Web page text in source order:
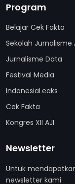
Program
Belajar Cek Fakta
Sekolah Jurnalisme
Jurnalisme Data
Festival Media
IndonesiaLeaks
Cek Fakta
Kongres XII AJI
Newsletter
Untuk
newsletter kami